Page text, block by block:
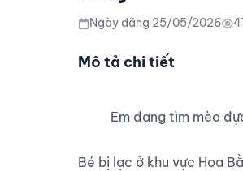
Ngày đăng 25/05/2026
Mô tả chi tiết
Bé bị lạc ở khu vực Hoa